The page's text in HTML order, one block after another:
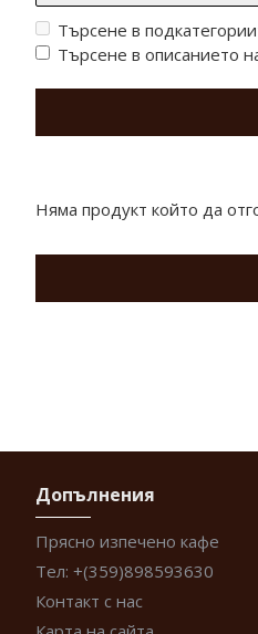
Търсене в
Търсене в описанието
Няма продукт който да
Допълнения
Прясно изпечено кафе
Тел: +(359)898593630
Контакт с нас